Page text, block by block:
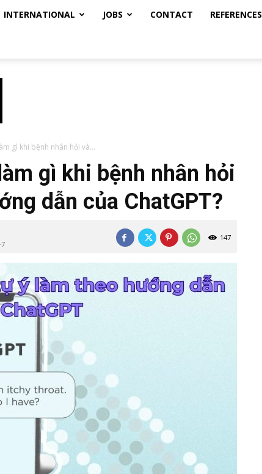
INTERNATIONAL JOBS CONTACT REFERENCES
gì khi bệnh nhân hỏi và...
gì khi bệnh nhân hỏi
dẫn của ChatGPT?
147